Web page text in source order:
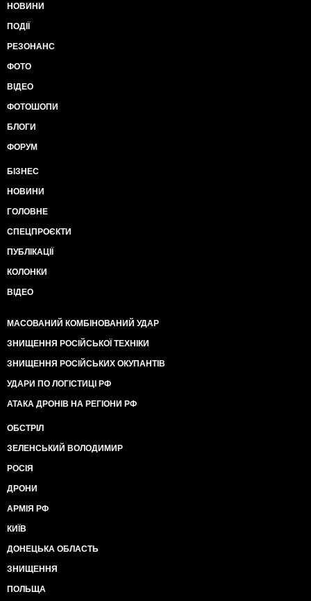
НОВИНИ
ПОДІЇ
РЕЗОНАНС
ФОТО
ВІДЕО
ФОТОШОПИ
БЛОГИ
ФОРУМ
БІЗНЕС
НОВИНИ
ГОЛОВНЕ
СПЕЦПРОЄКТИ
ПУБЛІКАЦІЇ
КОЛОНКИ
ВІДЕО
МАСОВАНИЙ КОМБІНОВАНИЙ УДАР
ЗНИЩЕННЯ РОСІЙСЬКОЇ ТЕХНІКИ
ЗНИЩЕННЯ РОСІЙСЬКИХ ОКУПАНТІВ
УДАРИ ПО ЛОГІСТИЦІ РФ
АТАКА ДРОНІВ НА РЕГІОНИ РФ
ОБСТРІЛ
ЗЕЛЕНСЬКИЙ ВОЛОДИМИР
РОСІЯ
ДРОНИ
АРМІЯ РФ
КИЇВ
ДОНЕЦЬКА ОБЛАСТЬ
ЗНИЩЕННЯ
ПОЛЬЩА